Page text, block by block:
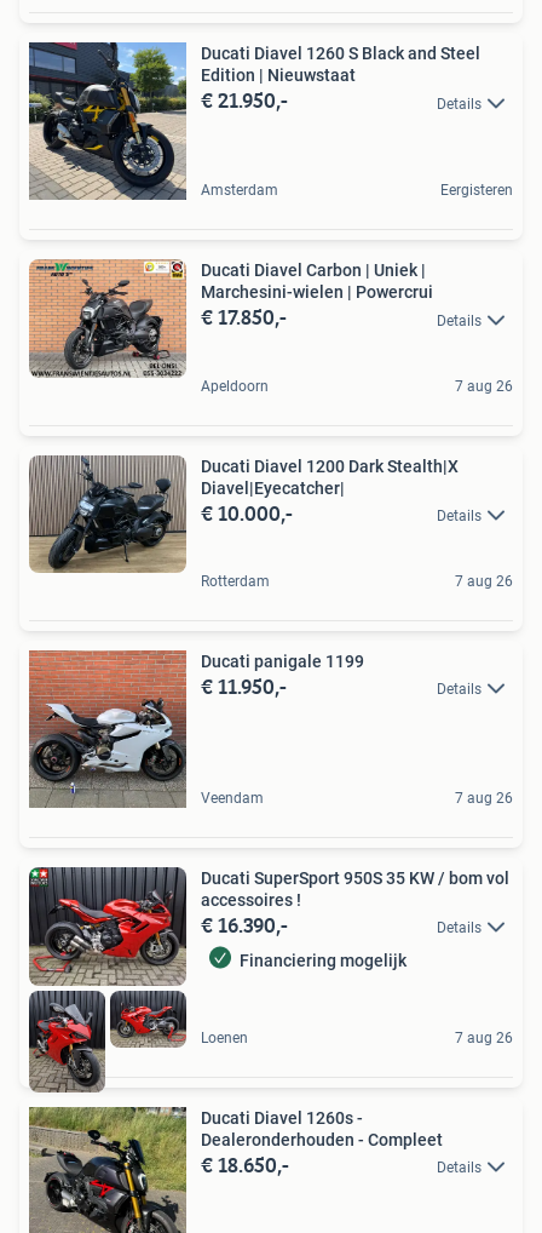
Ducati Diavel 1260 S Black and Steel
Edition | Nieuwstaat
€ 21.950,- Details
Amsterdam Eergisteren
Ducati Diavel Carbon | Uniek |
Marchesini-wielen | Powercrui
€ 17.850,- Details
Apeldoorn 7 aug 26
Ducati Diavel 1200 Dark Stealth|X
Diavel|Eyecatcher|
€ 10.000,- Details
Rotterdam 7 aug 26
Ducati panigale 1199
€ 11.950,- Details
Veendam 7 aug 26
Ducati SuperSport 950S 35 KW / bom vol
accessoires !
€ 16.390,- Details
Financiering mogelijk
Loenen 7 aug 26
Ducati Diavel 1260s -
Dealeronderhouden - Compleet
€ 18.650,- Details